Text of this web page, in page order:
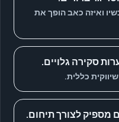
ואיזה כאב הופך את
סקירה גלויים.
כללית.
מספיק לצורך תיחום.